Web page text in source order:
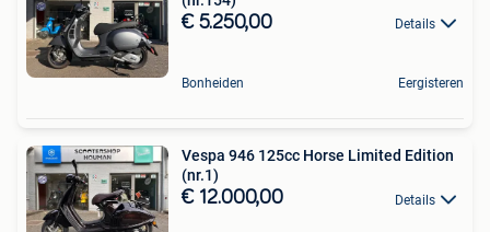
€ 5.250,00 Details
Bonheiden Eergisteren
Vespa 946 125cc Horse Limited Edition
(nr.1)
€ 12.000,00 Details